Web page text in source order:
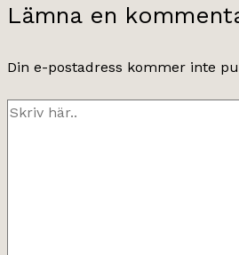
Lämna en
Din e-postadress kommer inte
Skriv